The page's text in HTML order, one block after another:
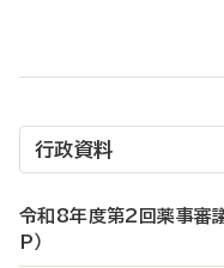
行政資料
令和8年度第2回薬事審
P）